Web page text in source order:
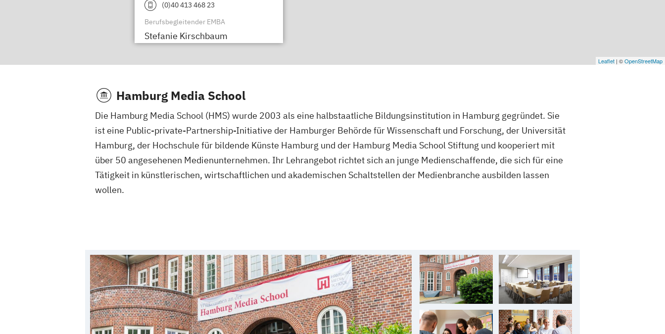
(0)40 413 468 23
Berufsbegleitender EMBA
Stefanie Kirschbaum
Leaflet | ©OpenStreetMap
Hamburg Media School
Die Hamburg Media School (HMS) wurde 2003 als eine halbstaatliche Bildungsinstitution in Hamburg gegründet. Sie
ist eine Public-private-Partnership-Initiative der Hamburger Behörde für Wissenschaft und Forschung, der Universität
Hamburg, der Hochschule für bildende Künste Hamburg und der Hamburg Media School Stiftung und kooperiert mit
über 50 angesehenen Medienunternehmen. Ihr Lehrangebot richtet sich an junge Medienschaffende, die sich für eine
Tätigkeit in künstlerischen, wirtschaftlichen und akademischen Schaltstellen der Medienbranche ausbilden lassen
wollen.